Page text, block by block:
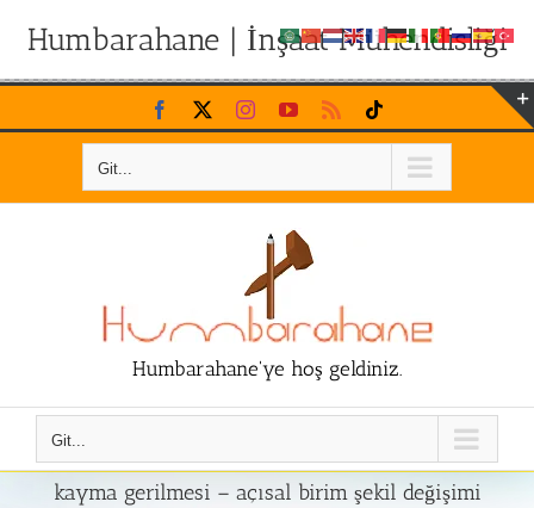
Humbarahane | İnşaat Mühendisliği
Skip
to
Facebook InstagramYouTubeRss
Git...
Humbarahane'ye hoş geldiniz.
Git...
kayma gerilmesi – açısal birim şekil değişimi